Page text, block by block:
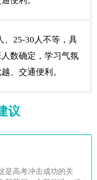
、25-30人不等，具
数确定，学习气氛
、交通便利。
议
是高考冲击成功的关